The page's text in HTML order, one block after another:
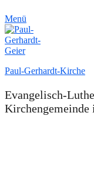
Menü
Paul-Gerhardt-Kirche
Evangelisch-